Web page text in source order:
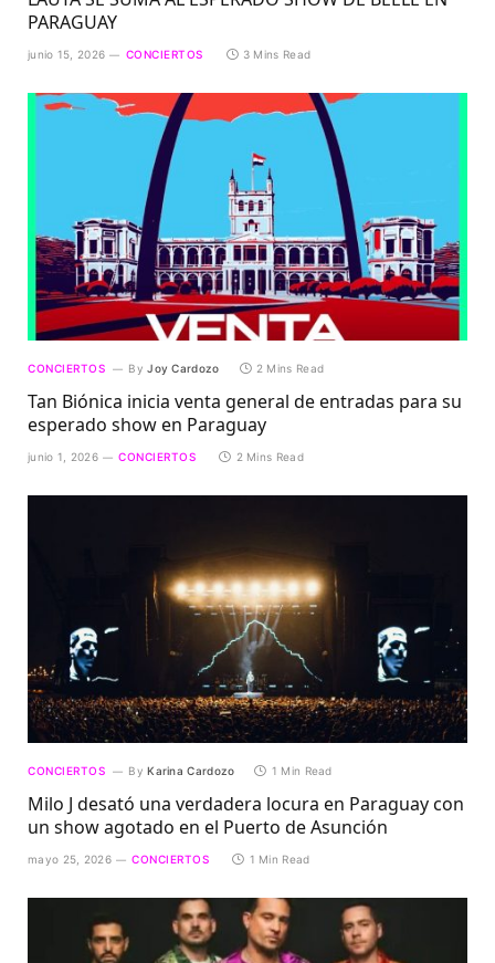
PARAGUAY
junio 15, 2026 CONCIERTOS 3 Mins Read
CONCIERTOS By Joy Cardozo 2 Mins Read
Tan Biónica inicia venta general de entradas para su
esperado show en Paraguay
junio 1, 2026 CONCIERTOS 2 Mins Read
CONCIERTOS By Karina Cardozo 1 Min Read
Milo J desató una verdadera locura en Paraguay con
un show agotado en el Puerto de Asunción
mayo 25, 2026 CONCIERTOS 1 Min Read